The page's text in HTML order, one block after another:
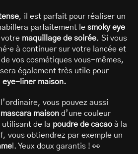
, il est parfait pour réaliser un
parfaitement le smoky eye
votre maquillage de soirée. Si vous
à continuer sur votre lancée et
vos cosmétiques vous-mêmes,
également très utile pour
eye-liner maison.
vous pouvez aussi
mascara maison d’une couleur
de la poudre de cacao à la
vous obtiendrez par exemple un
l. Yeux doux garantis ! 👀